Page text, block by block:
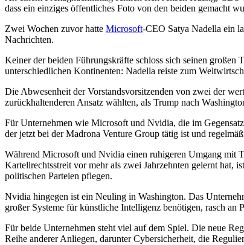
dass ein einziges öffentliches Foto von den beiden gemacht
Zwei Wochen zuvor hatte Microsoft-CEO Satya Nadella ein
Nachrichten.
Keiner der beiden Führungskräfte schloss sich seinen großen
unterschiedlichen Kontinenten: Nadella reiste zum
Die Abwesenheit der Vorstandsvorsitzenden von zwei der
zurückhaltenderen Ansatz wählten, als Trump nach
Für Unternehmen wie Microsoft und Nvidia, die im
der jetzt bei der Madrona Venture Group tätig ist und
Während Microsoft und Nvidia einen ruhigeren Umgang mit
Kartellrechtsstreit vor mehr als zwei Jahrzehnten gelernt hat,
politischen Parteien pflegen.
Nvidia hingegen ist ein Neuling in Washington. Das
großer Systeme für künstliche Intelligenz benötigen, rasch an
Für beide Unternehmen steht viel auf dem Spiel. Die neue
Reihe anderer Anliegen, darunter Cybersicherheit, die